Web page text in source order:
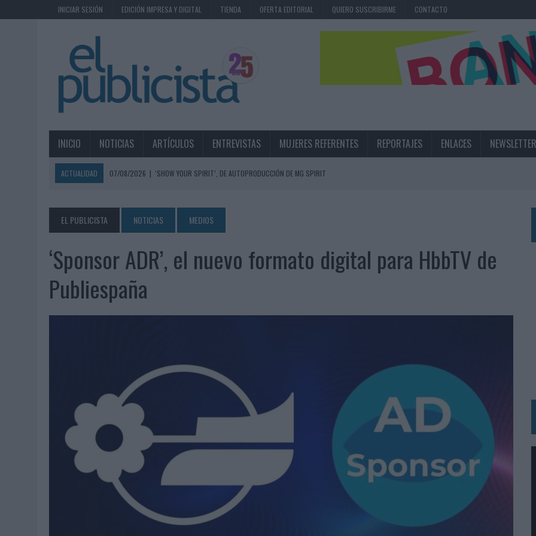
INICIAR SESIÓN EDICIÓN IMPRESA Y DIGITAL TIENDA OFERTA EDITORIAL QUIERO SUSCRIBIRME CONTACTO
INICIO NOTICIAS ARTÍCULOS ENTREVISTAS MUJERES REFERENTES REPORTAJES ENLACES NEWSLETTER
ACTUALIDAD 07/08/2026 | ‘SHOW YOUR SPIRIT’, DE AUTOPRODUCCIÓN DE MG SPIRIT
07/08/2026 | MG SPIRIT RELANZA SU MARCA CON UNA ESTRATEGIA 360º CENTRADA EN EL ORIGEN BARCELONÉS
07/08/2026
PATRÓN CONVIERTE EL NUEVO SINGLE DE ARÓN PIPER EN UNA EXPERIENCIA DE MARCA EN IBIZA
07/08/2026
EL VERANO PONE A PRUEBA LA ESTRATEGIA DIGITAL DE LAS MARCAS
07/08/2026 | VUELING CONVIERTE LOS RECUERDOS EN SOUVENIRS CON IA
LA TELEVISIÓN SIGUE LIDERANDO EL CONSUMO DE MEDIOS EN VERANO Y SUPERA AL MÓVIL COMO DISPOSITIVO MÁS UTILIZADO
EL USO DE LA IA GENERATIVA ALCANZA YA AL 62% DE LOS ESPAÑOLES
06/08/2026
SYSTEM1 NOMBRA A KIMBERLY BASTONI COMO NUEVA DIRECTORA COMERCIAL GLOBAL
06/08/2026 |
FRIGO Y UNIQLO LANZAN UNA COLECCIÓN PERSONALIZABLE INSPIRADA EN CORNETTO, CALIPPO Y SOLERO
06/08/2026
| LA IA ESTÁ SUBIENDO EL LISTÓN DE LA CREATIVIDAD
05/08/2026
BEON WORLDWIDE LANZA RAÍZ URBANA PARA TRANSFORMAR EL PATRIMONIO HISTÓRICO EN ACTIVOS CULTURALES Y ECONÓMICOS
FABRA COMUNICACIÓN INCORPORA A CASONÁ Y ASUME LA GESTIÓN DE SUS RELACIONES CON LOS MEDIOS
LOPESAN HOTELS & RESORTS ACERCA EL PARAÍSO CANARIO EN SU ÚLTIMA CAMPAÑA INTERNACIONAL
LUIS ARQUILLOS (BURGO DE ARIAS): “LA CONSTRUCCIÓN DE MARCA A LARGO PLAZO Y LA MEDICIÓN SON DOS CARAS DE LA MISMA
EL PUBLICISTA NOTICIAS MEDIOS
‘Sponsor ADR’, el nuevo formato digital para HbbTV de
Publiespaña